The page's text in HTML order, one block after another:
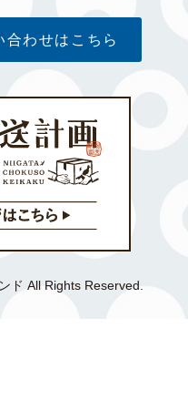
合わせはこちら
ド All Rights Reserved.